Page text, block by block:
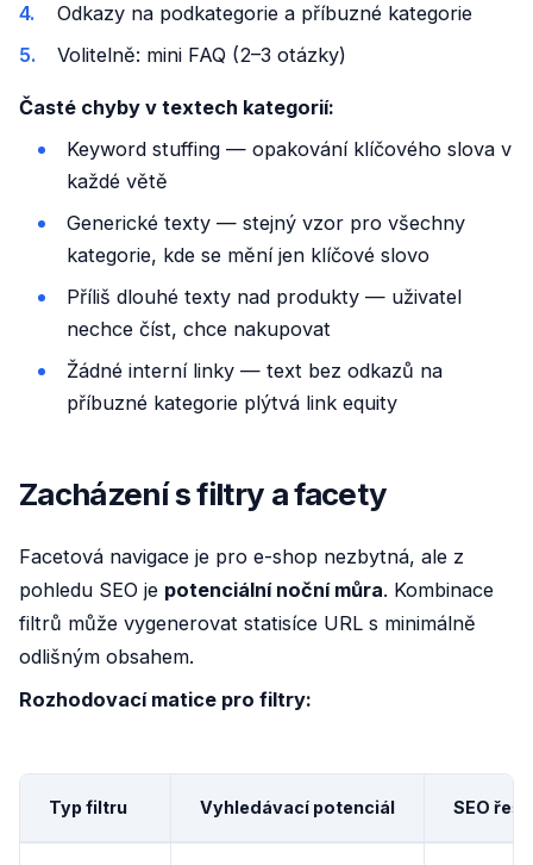
Odkazy na podkategorie a příbuzné kategorie
Volitelně: mini FAQ (2–3 otázky)
Časté chyby v textech kategorií:
Keyword stuffing — opakování klíčového slova v
každé větě
Generické texty — stejný vzor pro všechny
kategorie, kde se mění jen klíčové slovo
Příliš dlouhé texty nad produkty — uživatel
nechce číst, chce nakupovat
Žádné interní linky — text bez odkazů na
příbuzné kategorie plýtvá link equity
Zacházení s filtry a facety
Facetová navigace je pro e-shop nezbytná, ale z
pohledu SEO je potenciální noční můra. Kombinace
filtrů může vygenerovat statisíce URL s minimálně
odlišným obsahem.
Rozhodovací matice pro filtry:
Typ filtru Vyhledávací potenciál SEO